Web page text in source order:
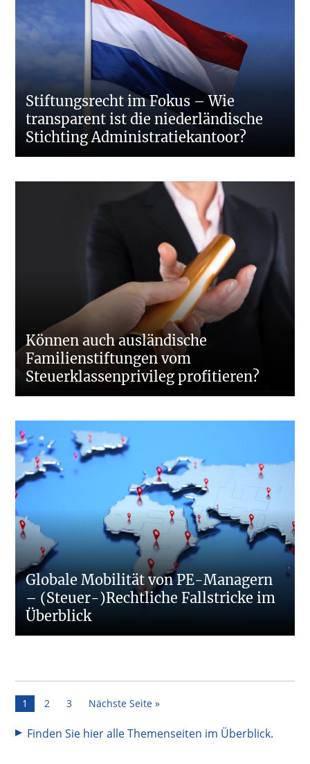
Stiftungsrecht im Fokus – Wie
transparent ist die niederländische
Stichting Administratiekantoor?
Können auch ausländische
Familienstiftungen vom
Steuerklassenprivileg profitieren?
Globale Mobilität von PE-Managern
– (Steuer-)Rechtliche Fallstricke im
Überblick
Seite
1 Seite
2 Seite
3 Nächste Seite »
Finden Sie hier alle Themenseiten im Überblick.